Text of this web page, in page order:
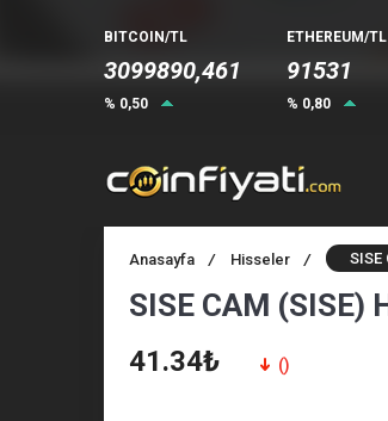
BITCOIN/TL
3099890,461
% 0,50
ETHEREUM/TL
91531
% 0,80
Anasayfa / Hisseler / SISE
SISE CAM (SISE)
41.34₺ ()